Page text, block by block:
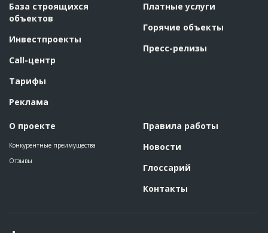
База строящихся
объектов
Инвестпроекты
Call-центр
Тарифы
Реклама
О проекте
Конкурентные преимущества
Отзывы
Платные услуги
Горячие объекты
Пресс-релизы
Правила работы
Новости
Глоссарий
Контакты